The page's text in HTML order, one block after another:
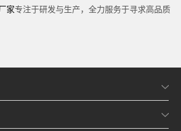
家专注于研发与生产，全力服务于寻求高品质